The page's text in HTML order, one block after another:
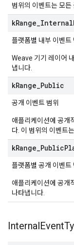
범위의 이벤트는 모든
kRange Internal
플랫폼별 내부 이벤트
Weave 기기 레이어
냅니다.
kRange Public
공개 이벤트 범위
애플리케이션에 공개
다. 이 범위의 이벤트
kRange Public
플랫폼별 공개 이벤트
애플리케이션에 공개
나타냅니다.
InternalEvent